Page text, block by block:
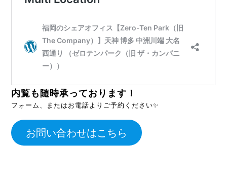
内覧も随時承っております！
フォーム、またはお電話よりご予約ください✨
お問い合わせはこちら